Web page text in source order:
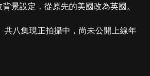
景設定，從原先的美國改為英國。
共八集現正拍攝中，尚未公開上線年